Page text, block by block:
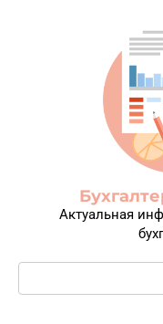
Актуальная
Поиск: